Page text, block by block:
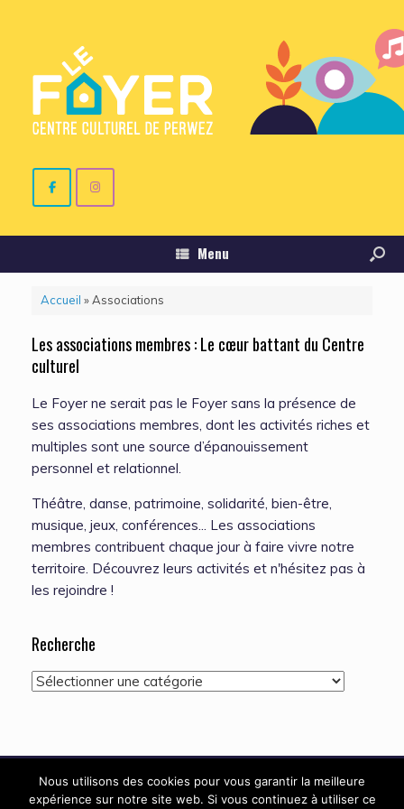
Menu
Accueil »Associations
Les associations membres : Le cœur battant du Centre
culturel
Le Foyer ne serait pas le Foyer sans la présence de
ses associations membres, dont les activités riches et
multiples sont une source d’épanouissement
personnel et relationnel.
Théâtre, danse, patrimoine, solidarité, bien-être,
musique, jeux, conférences... Les associations
membres contribuent chaque jour à faire vivre notre
territoire. Découvrez leurs activités et n'hésitez pas à
les rejoindre !
Recherche
Recherche
Nous utilisons des cookies pour vous garantir la meilleure
expérience sur notre site web. Si vous continuez à utiliser ce